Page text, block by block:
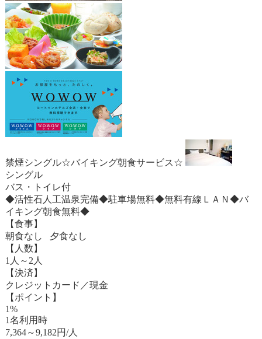
禁煙シングル☆バイキング朝食サービス☆
シングル
バス・トイレ付
◆活性石人工温泉完備◆駐車場無料◆無料有線ＬＡＮ◆バ
イキング朝食無料◆
【食事】
朝食なし 夕食なし
【人数】
1人～2人
【決済】
クレジットカード／現金
【ポイント】
1%
1名利用時
7,364～9,182円/人